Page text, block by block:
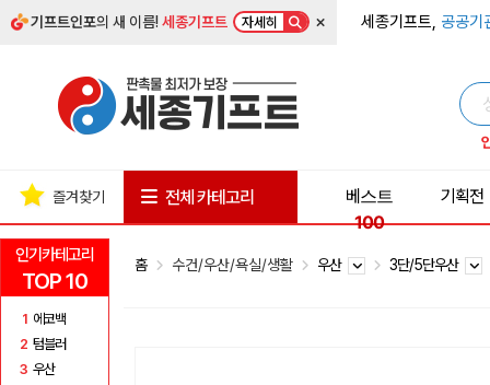
기프트인포의 새 이름!세종기프트 자세히 × 세종기프트, 공공기
인기카테고리
TOP 10
1 에코백
2 텀블러
3 우산
즐겨찾기 전체 카테고리
베스트
100
기획전
홈 수건/우산/욕실/생활 우산 3단/5단우산